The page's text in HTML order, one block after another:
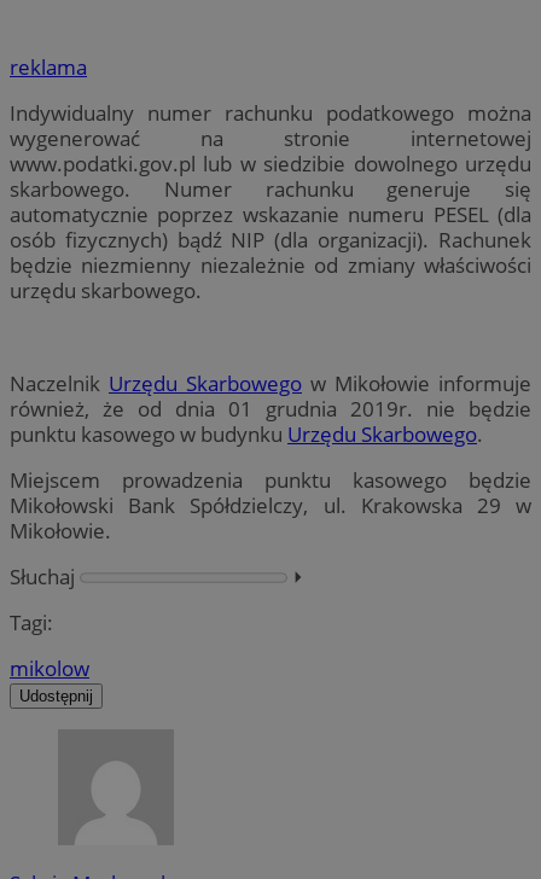
reklama
Indywidualny numer rachunku podatkowego można
wygenerować na stronie internetowej
www.podatki.gov.pl lub w siedzibie dowolnego urzędu
skarbowego. Numer rachunku generuje się
automatycznie poprzez wskazanie numeru PESEL (dla
osób fizycznych) bądź NIP (dla organizacji). Rachunek
będzie niezmienny niezależnie od zmiany właściwości
urzędu skarbowego.
Naczelnik Urzędu Skarbowego w Mikołowie informuje
również, że od dnia 01 grudnia 2019r. nie będzie
punktu kasowego w budynku Urzędu Skarbowego.
Miejscem prowadzenia punktu kasowego będzie
Mikołowski Bank Spółdzielczy, ul. Krakowska 29 w
Mikołowie.
Słuchaj
⏵︎
Tagi:
mikolow
Udostępnij